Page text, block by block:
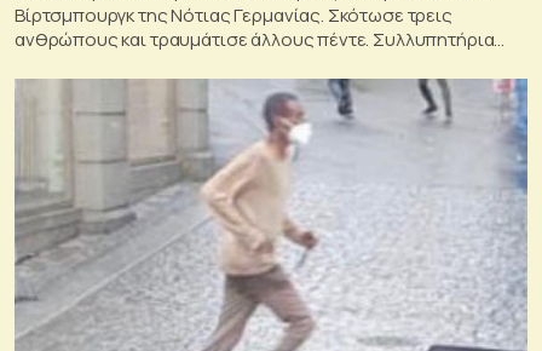
Βίρτσμπουργκ της Νότιας Γερμανίας. Σκότωσε τρεις
ανθρώπους και τραυμάτισε άλλους πέντε. Συλλυπητήρια
θυμάτων